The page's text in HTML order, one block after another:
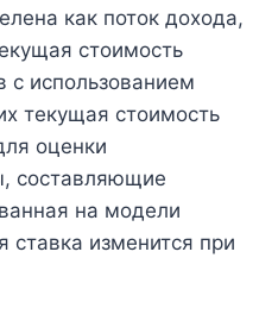
как поток дохода,
стоимость
с использованием
текущая стоимость
оценки
составляющие
на модели
ставка изменится при